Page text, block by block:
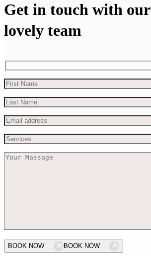
Get in touch with our
lovely team
BOOK NOW BOOK NOW